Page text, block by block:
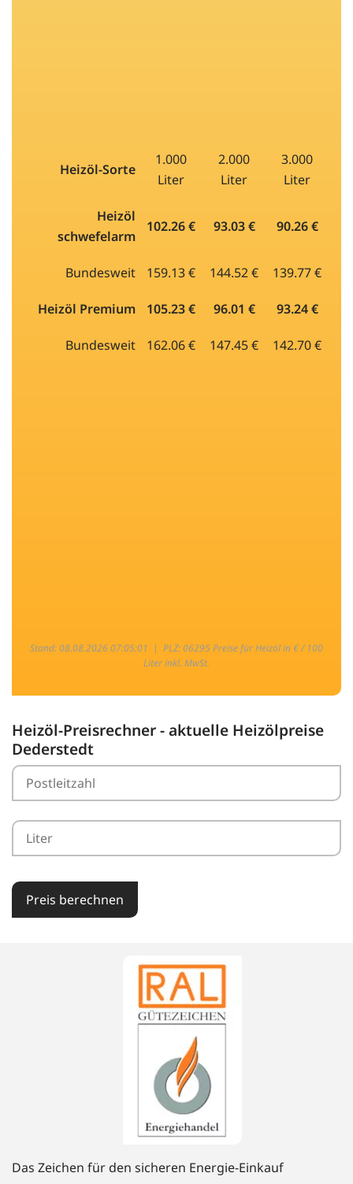
Heizöl-Sorte
1.000
Liter
2.000
Liter
3.000
Liter
Heizöl
schwefelarm
102.26 € 93.03 € 90.26 €
Bundesweit 159.13 € 144.52 € 139.77 €
Heizöl Premium 105.23 € 96.01 € 93.24 €
Bundesweit 162.06 € 147.45 € 142.70 €
Stand: 08.08.2026 07:05:01 | PLZ: 06295 Preise für Heizöl in € / 100
Liter inkl. MwSt.
Heizöl-Preisrechner - aktuelle Heizölpreise
Dederstedt
Preis berechnen
Das Zeichen für den sicheren Energie-Einkauf